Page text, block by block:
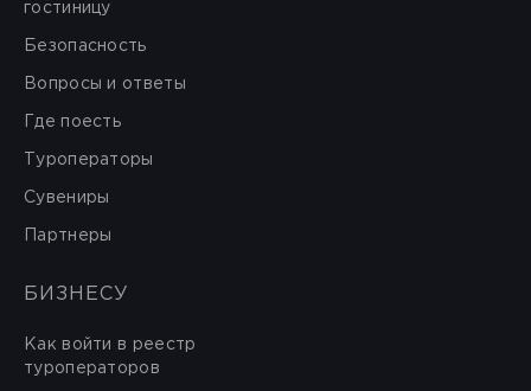
гостиницу
Безопасность
Вопросы и ответы
Где поесть
Туроператоры
Сувениры
Партнеры
БИЗНЕСУ
Как войти в реестр
туроператоров